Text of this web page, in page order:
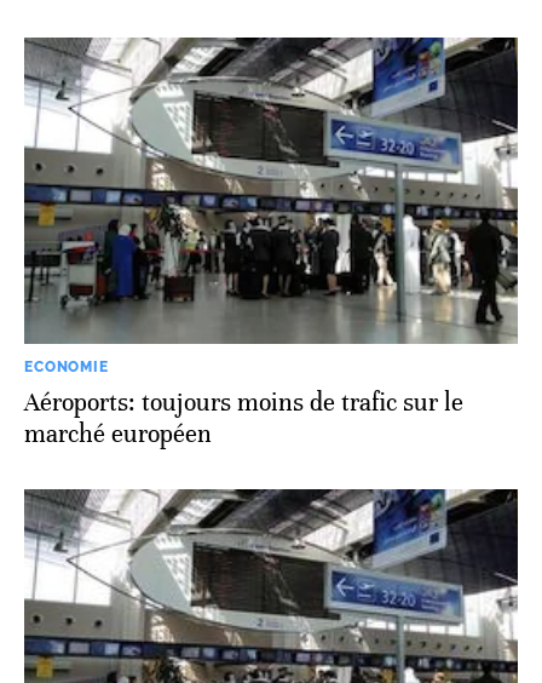
ECONOMIE
Aéroports: toujours moins de trafic sur le
marché européen